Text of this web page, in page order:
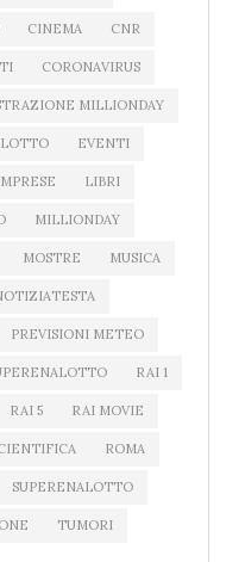
CINEMA CNR
CORONAVIRUS
MILLIONDAY
EVENTI
LIBRI
MILLIONDAY
MOSTRE MUSICA
PREVISIONI METEO
RAI 1
RAI 5 RAI MOVIE
ROMA
SUPERENALOTTO
TUMORI